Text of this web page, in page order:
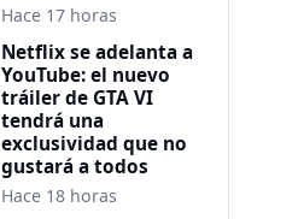
Hace 17 horas
Netflix se adelanta a
YouTube: el nuevo
tráiler de GTA VI
tendrá una
exclusividad que no
gustará a todos
Hace 18 horas